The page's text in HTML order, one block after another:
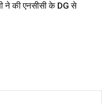
ने की एनसीसी के DG से